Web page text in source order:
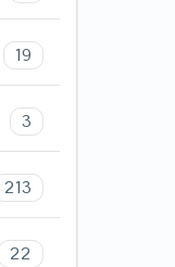
19
3
213
22